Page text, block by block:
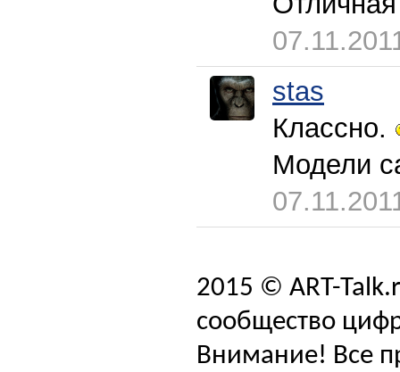
stas
Классно.
Модели
2015 © ART-
сообщество
Внимание! Все